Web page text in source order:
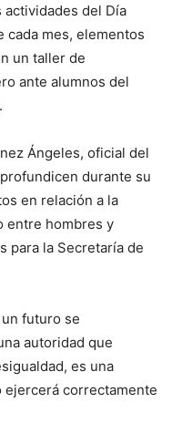
actividades del Día
cada mes, elementos
un taller de
ante alumnos del
Ángeles, oficial del
durante su
en relación a la
entre hombres y
para la Secretaría de
futuro se
autoridad que
es una
ejercerá correctamente